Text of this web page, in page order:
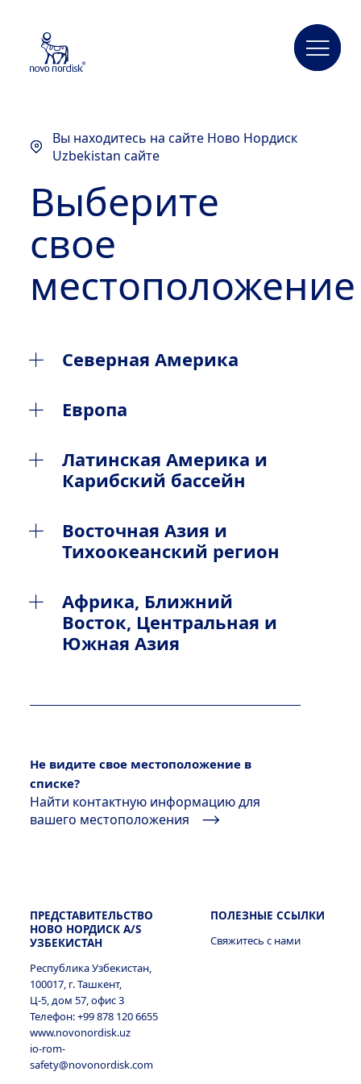
Вы находитесь на сайте Ново Нордиск
Uzbekistan сайте
Выберите
свое
местоположение
Северная Америка
Канада
Европа
Австрия
Албания
Бельгия
Босния и Герцеговина
Венгрия
Греция
Испания
Косово
Латвия
Латинская Америка и
Карибский бассейн
Аргентина
Колумбия
Мексика
Чили
Восточная Азия и
Тихоокеанский регион
Австралия
Вьетнам
Корея, Республика Корея
Малайзия
Сингапур
Таиланд
Тайвань
Филиппины
Африка, Ближний
Восток, Центральная и
Южная Азия
Египет
Израиль
Казахстан
Кения
Ливан
Марокко
Не видите свое местоположение в
списке?
Найти контактную информацию для
вашего местоположения
ПРЕДСТАВИТЕЛЬСТВО
НОВО НОРДИСК A/S
УЗБЕКИСТАН
Республика Узбекистан,
100017, г. Ташкент,
Ц-5, дом 57, офис 3
Телефон: +99 878 120 6655
www.novonordisk.uz
io-rom-
safety@novonordisk.com
ПОЛЕЗНЫЕ ССЫЛКИ
Свяжитесь с нами